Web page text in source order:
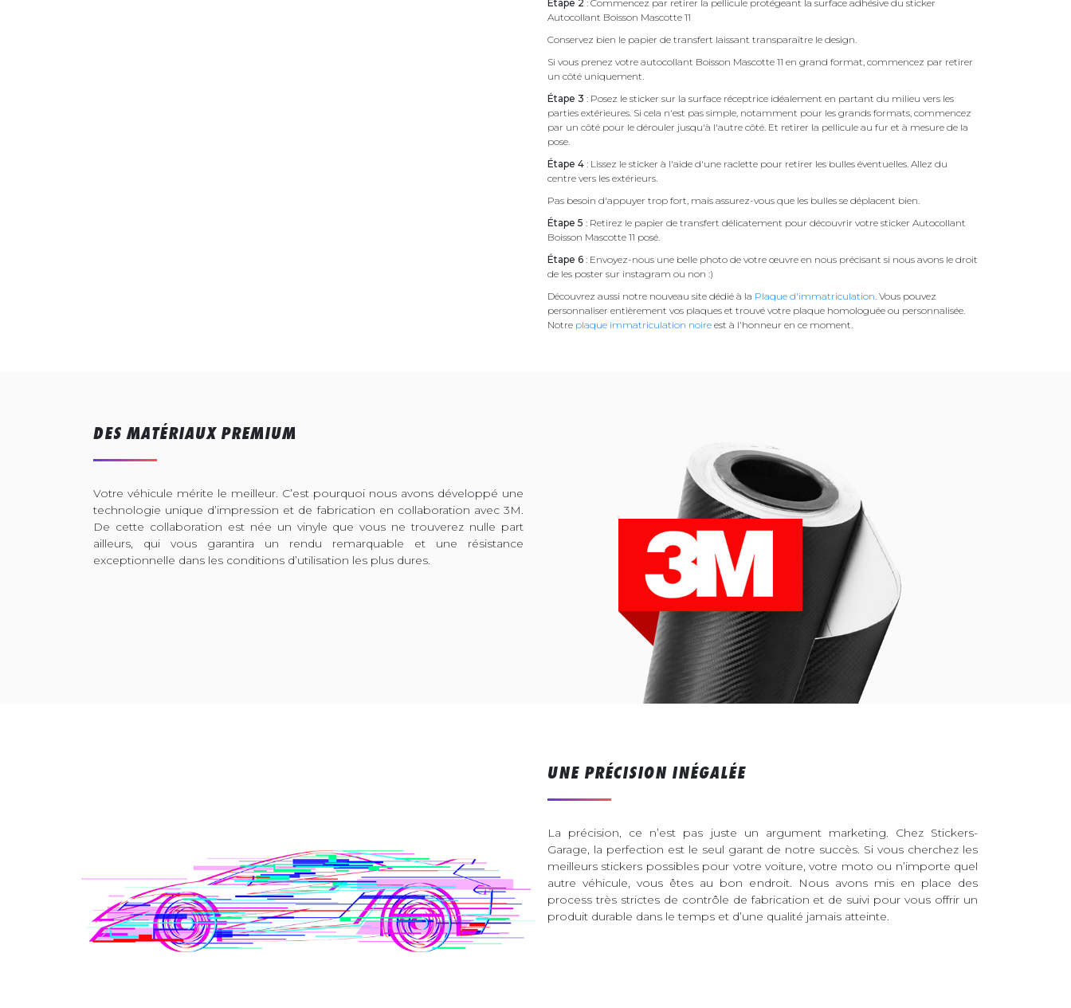
Étape 2 : Commencez par retirer la pellicule protégeant la surface adhésive du sticker
Autocollant Boisson Mascotte 11
Conservez bien le papier de transfert laissant transparaître le design.
Si vous prenez votre autocollant Boisson Mascotte 11 en grand format, commencez par retirer
un côté uniquement.
Étape 3 : Posez le sticker sur la surface réceptrice idéalement en partant du milieu vers les
parties extérieures. Si cela n'est pas simple, notamment pour les grands formats, commencez
par un côté pour le dérouler jusqu'à l'autre côté. Et retirer la pellicule au fur et à mesure de la
pose.
Étape 4 : Lissez le sticker à l'aide d'une raclette pour retirer les bulles éventuelles. Allez du
centre vers les extérieurs.
Pas besoin d'appuyer trop fort, mais assurez-vous que les bulles se déplacent bien.
Étape 5 : Retirez le papier de transfert délicatement pour découvrir votre sticker Autocollant
Boisson Mascotte 11 posé.
Étape 6 : Envoyez-nous une belle photo de votre œuvre en nous précisant si nous avons le droit
de les poster sur instagram ou non :)
Découvrez aussi notre nouveau site dédié à la Plaque d'immatriculation . Vous pouvez
personnaliser entièrement vos plaques et trouvé votre plaque homologuée ou personnalisée.
Notre plaque immatriculation noire est à l'honneur en ce moment.
DES MATÉRIAUX PREMIUM
Votre véhicule mérite le meilleur. C’est pourquoi nous avons développé une
technologie unique d’impression et de fabrication en collaboration avec 3M.
De cette collaboration est née un vinyle que vous ne trouverez nulle part
ailleurs, qui vous garantira un rendu remarquable et une résistance
exceptionnelle dans les conditions d’utilisation les plus dures.
UNE PRÉCISION INÉGALÉE
La précision, ce n’est pas juste un argument marketing. Chez Stickers-
Garage, la perfection est le seul garant de notre succès. Si vous cherchez les
meilleurs stickers possibles pour votre voiture, votre moto ou n’importe quel
autre véhicule, vous êtes au bon endroit. Nous avons mis en place des
process très strictes de contrôle de fabrication et de suivi pour vous offrir un
produit durable dans le temps et d’une qualité jamais atteinte.